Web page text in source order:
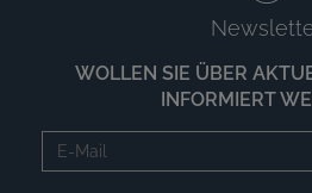
WOLLEN SIE ÜBER
INFORMIERT